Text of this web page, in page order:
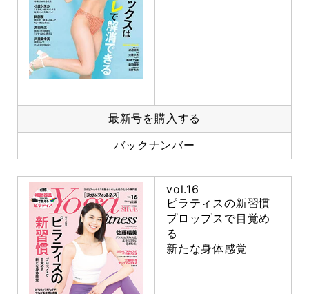
最新号を購入する
バックナンバー
vol.16
ピラティスの新習慣
プロップスで目覚め
る
新たな身体感覚